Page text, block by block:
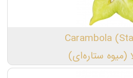
Carambola
(میوه ستاره‌ای)